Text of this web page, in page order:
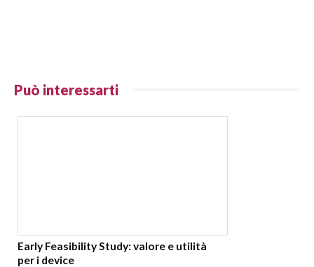
Può interessarti
Early Feasibility Study: valore e utilità
per i device